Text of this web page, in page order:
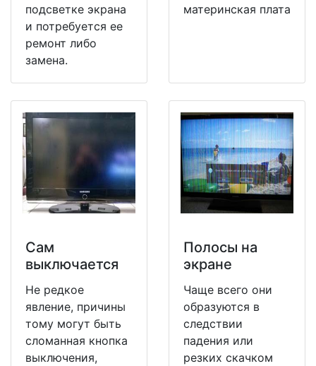
подсветке экрана
и потребуется ее
ремонт либо
замена.
материнская плата
Сам
выключается
Не редкое
явление, причины
тому могут быть
сломанная кнопка
выключения,
Полосы на
экране
Чаще всего они
образуются в
следствии
падения или
резких скачком